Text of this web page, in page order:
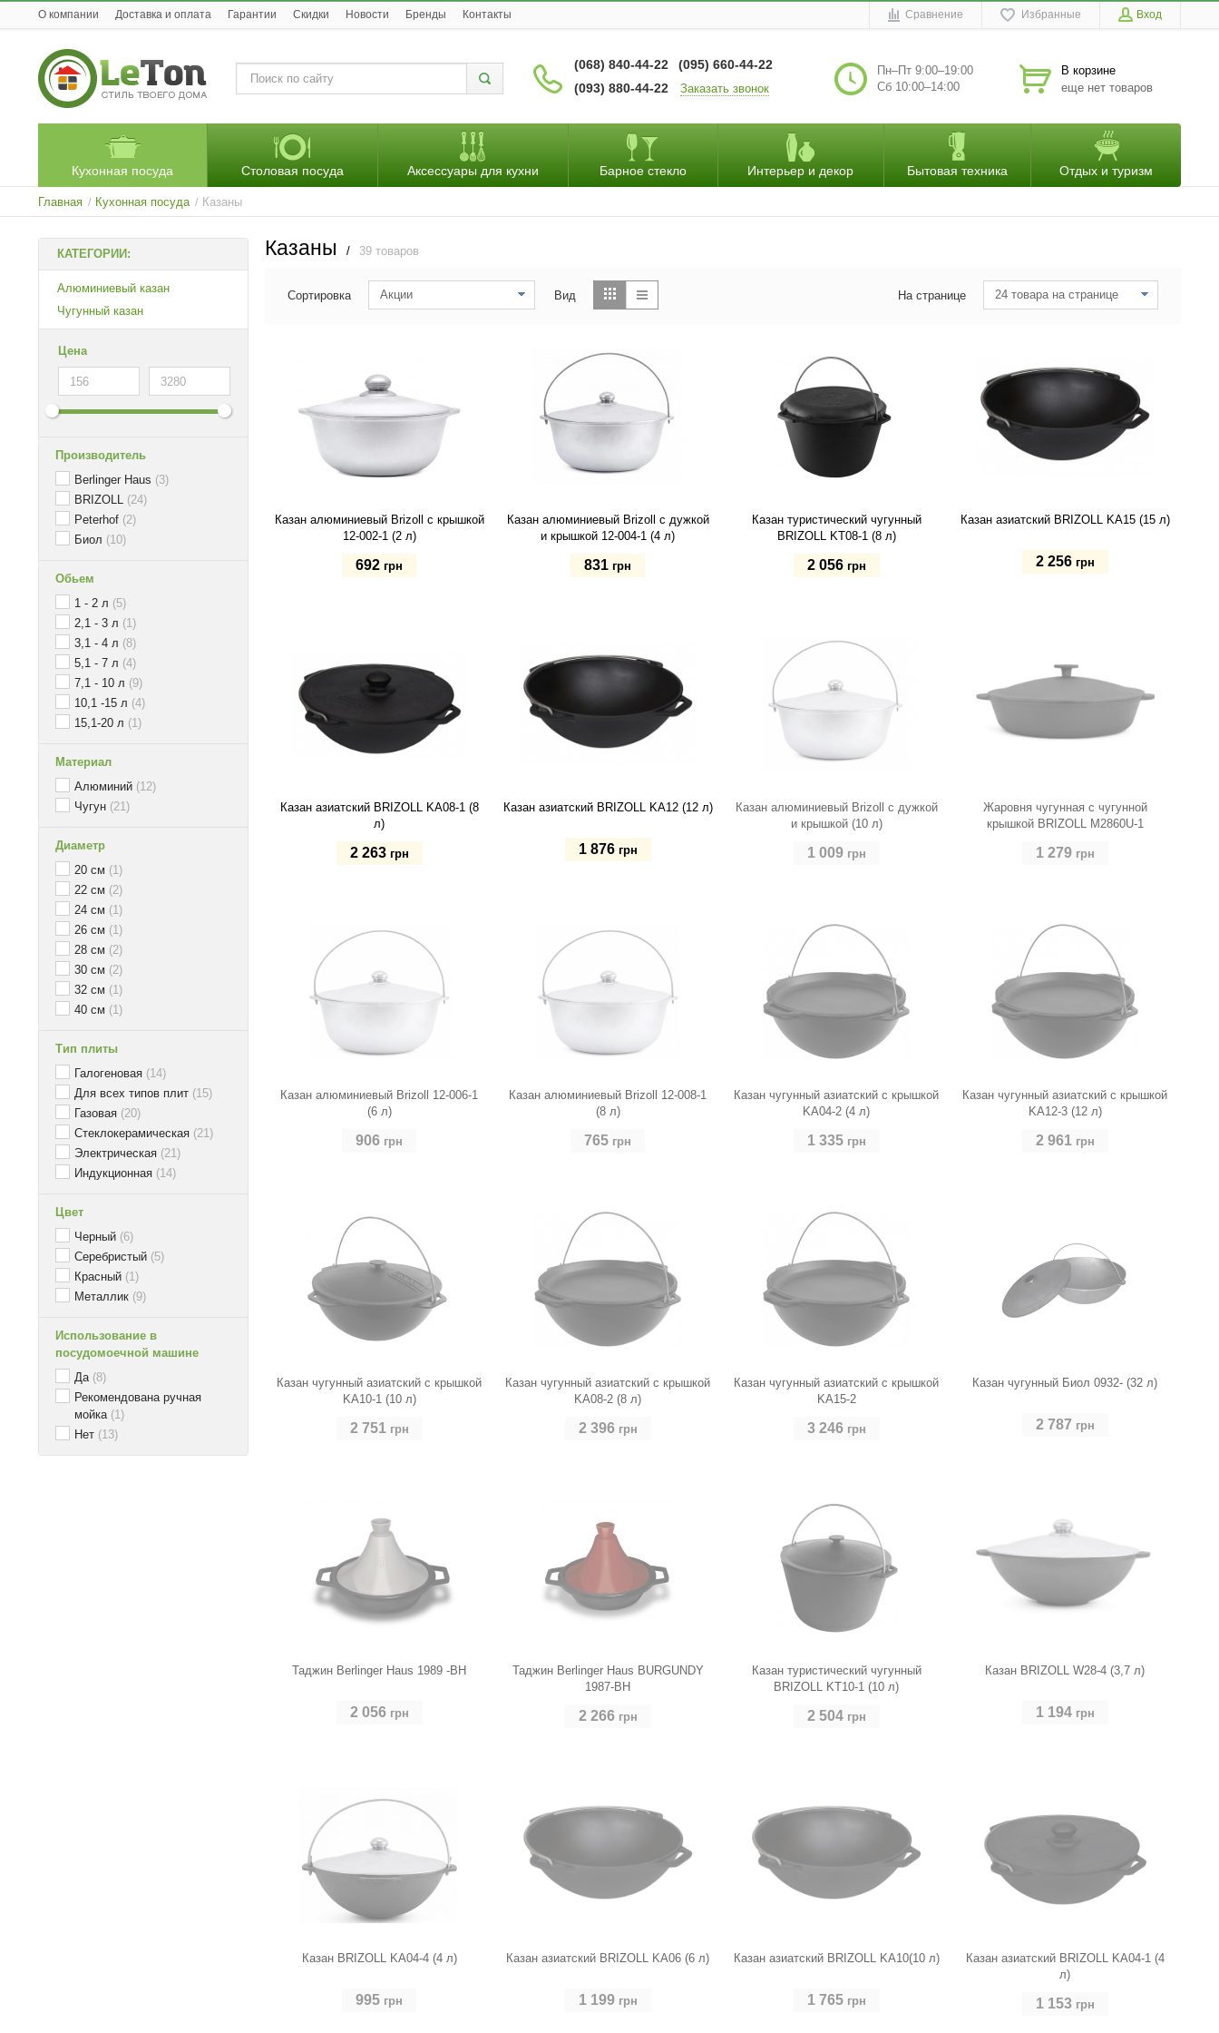
O компании Доставка и оплата Гарантии Скидки Новости Бренды Контакты Сравнение Избранные Вход
(068) 840-44-22
(095) 660-44-22
(093) 880-44-22
Заказать звонок
Пн–Пт 9:00–19:00
Сб 10:00–14:00
В корзине
еще нет товаров
Кухонная посуда Столовая посуда Аксессуары для кухни Барное стекло Интерьер и декор Бытовая техника Отдых и туризм
Главная / Кухонная посуда / Казаны
КАТЕГОРИИ:
Алюминиевый казан
Чугунный казан
Цена
Производитель
Berlinger Haus (3)
BRIZOLL (24)
Peterhof (2)
Биол (10)
Обьем
1 - 2 л (5)
2,1 - 3 л (1)
3,1 - 4 л (8)
5,1 - 7 л (4)
7,1 - 10 л (9)
10,1 -15 л (4)
15,1-20 л (1)
Материал
Алюминий (12)
Чугун (21)
Диаметр
20 см (1)
22 см (2)
24 см (1)
26 см (1)
28 см (2)
30 см (2)
32 см (1)
40 см (1)
Тип плиты
Галогеновая (14)
Для всех типов плит (15)
Газовая (20)
Стеклокерамическая (21)
Электрическая (21)
Индукционная (14)
Цвет
Черный (6)
Серебристый (5)
Красный (1)
Металлик (9)
Использование в
посудомоечной машине
Да (8)
Рекомендована ручная
мойка (1)
Нет (13)
Казаны / 39 товаров
Сортировка Акции Вид На странице 24 товара на странице
Казан алюминиевый Brizoll с крышкой
12-002-1 (2 л)
692 грн
Казан алюминиевый Brizoll с дужкой
и крышкой 12-004-1 (4 л)
831 грн
Казан туристический чугунный
BRIZOLL KT08-1 (8 л)
2 056 грн
Казан азиатский BRIZOLL KA15 (15 л)
2 256 грн
Казан азиатский BRIZOLL KA08-1 (8
л)
2 263 грн
Казан азиатский BRIZOLL KA12 (12 л)
1 876 грн
Казан алюминиевый Brizoll с дужкой
и крышкой (10 л)
1 009 грн
Жаровня чугунная с чугунной
крышкой BRIZOLL M2860U-1
1 279 грн
Казан алюминиевый Brizoll 12-006-1
(6 л)
906 грн
Казан алюминиевый Brizoll 12-008-1
(8 л)
765 грн
Казан чугунный азиатский с крышкой
KA04-2 (4 л)
1 335 грн
Казан чугунный азиатский с крышкой
KA12-3 (12 л)
2 961 грн
Казан чугунный азиатский с крышкой
KA10-1 (10 л)
2 751 грн
Казан чугунный азиатский с крышкой
KA08-2 (8 л)
2 396 грн
Казан чугунный азиатский с крышкой
KA15-2
3 246 грн
Казан чугунный Биол 0932- (32 л)
2 787 грн
Таджин Berlinger Haus 1989 -BH
2 056 грн
Таджин Berlinger Haus BURGUNDY
1987-BH
2 266 грн
Казан туристический чугунный
BRIZOLL KT10-1 (10 л)
2 504 грн
Казан BRIZOLL W28-4 (3,7 л)
1 194 грн
Казан BRIZOLL KA04-4 (4 л)
995 грн
Казан азиатский BRIZOLL KA06 (6 л)
1 199 грн
Казан азиатский BRIZOLL KA10(10 л)
1 765 грн
Казан азиатский BRIZOLL KA04-1 (4
л)
1 153 грн